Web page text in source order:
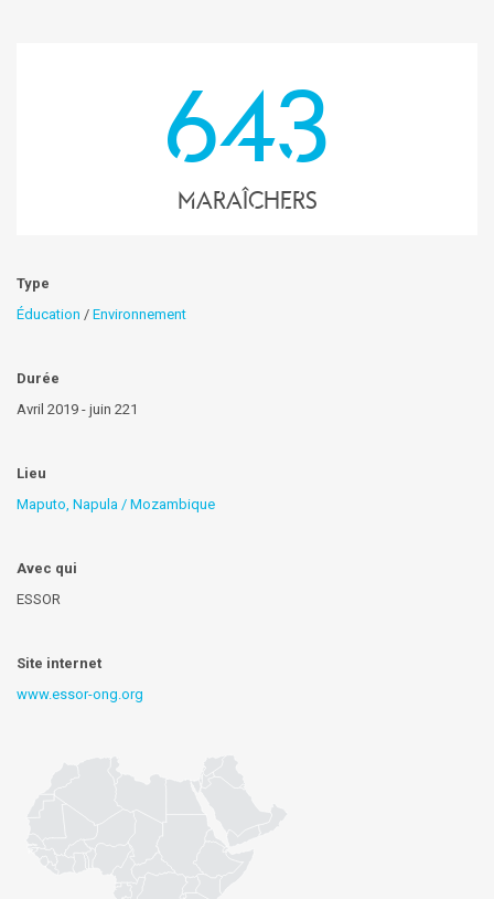
643
maraîchers
Type
Éducation / Environnement
Durée
Avril 2019 - juin 221
Lieu
Maputo, Napula / Mozambique
Avec qui
ESSOR
Site internet
www.essor-ong.org